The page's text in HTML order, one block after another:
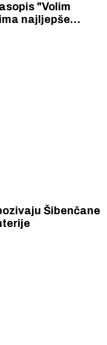
"Volim
najljepše
Šibenčane